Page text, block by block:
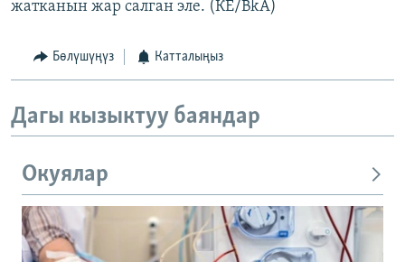
жатканын жар салган эле. (КЕ/BkA)
Бөлүшүңүз Катталыңыз
Дагы кызыктуу баяндар
Окуялар